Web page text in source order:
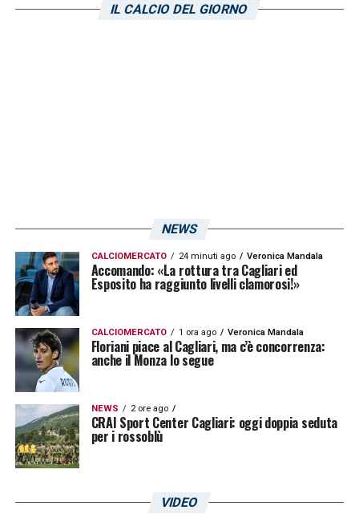
IL CALCIO DEL GIORNO
NEWS
CALCIOMERCATO 24 minuti ago Veronica Mandala
Accomando: «La rottura tra Cagliari ed
Esposito ha raggiunto livelli clamorosi!»
CALCIOMERCATO 1 ora ago Veronica Mandala
Floriani piace al Cagliari, ma c’è concorrenza:
anche il Monza lo segue
NEWS 2 ore ago
CRAI Sport Center Cagliari: oggi doppia seduta
per i rossoblù
VIDEO